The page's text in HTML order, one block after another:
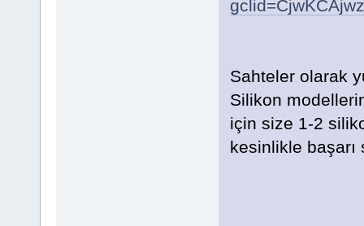
Sahteler olarak
Silikon
için size 1-2
kesinlikle başarı